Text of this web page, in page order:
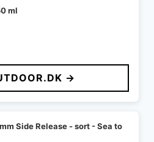
ml
→
Side Release - sort - Sea to